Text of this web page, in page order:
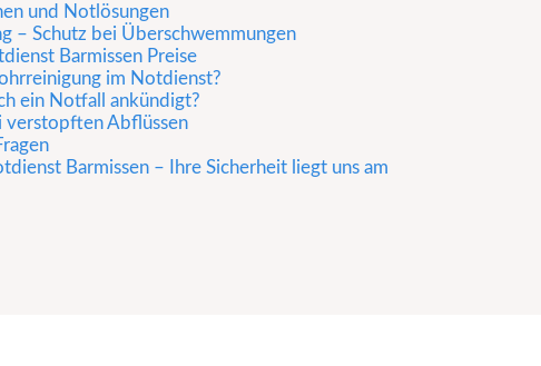
und Notlösungen
– Schutz bei Überschwemmungen
Barmissen Preise
im Notdienst?
ein Notfall ankündigt?
verstopften Abflüssen
Barmissen – Ihre Sicherheit liegt uns am